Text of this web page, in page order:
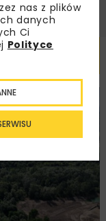
INWESTYCJE
nas z plików
danych
Ci
Polityce